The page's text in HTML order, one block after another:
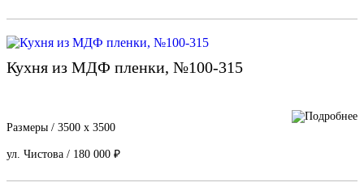
Кухня из МДФ пленки, №100-315
Размеры / 3500 х 3500
ул. Чистова / 180 000 ₽